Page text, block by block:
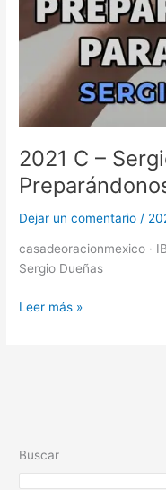
2021 C –
Dejar un comentario /
casadeoracionmexico ·
Sergio Dueñas
Leer más »
Buscar